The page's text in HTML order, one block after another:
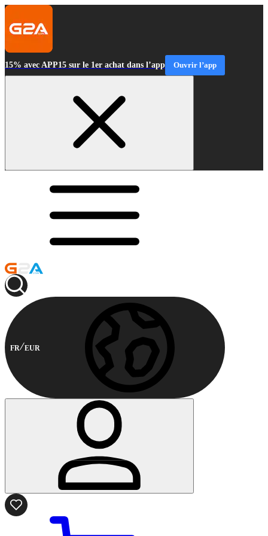
15% avec APP15 sur le 1er achat dans l’app Ouvrir l’app
FR EUR